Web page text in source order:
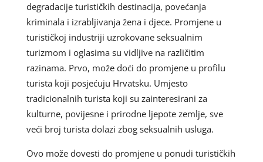
degradacije turističkih destinacija, povećanja
kriminala i izrabljivanja žena i djece. Promjene u
turističkoj industriji uzrokovane seksualnim
turizmom i oglasima su vidljive na različitim
razinama. Prvo, može doći do promjene u profilu
turista koji posjećuju Hrvatsku. Umjesto
tradicionalnih turista koji su zainteresirani za
kulturne, povijesne i prirodne ljepote zemlje, sve
veći broj turista dolazi zbog seksualnih usluga.
Ovo može dovesti do promjene u ponudi turističkih